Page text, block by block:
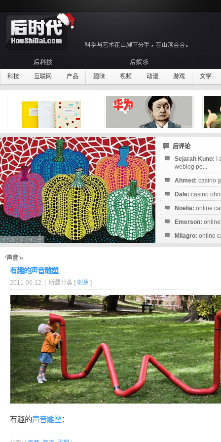
科技 互联网 产品 趣味 视频 动漫 游戏 文学
后评论
Sejarah Kuno:
weblog po...
Ahmed: casino
Dale: casino
Noelia: online
Emerson:
Milagro: online
‘声音’»
有趣的声音雕塑
2011-06-12 | 所属分类 [ 创意 ]
有趣的声音雕塑：